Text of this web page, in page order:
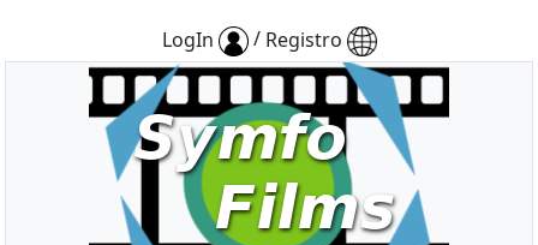
LogIn / Registro